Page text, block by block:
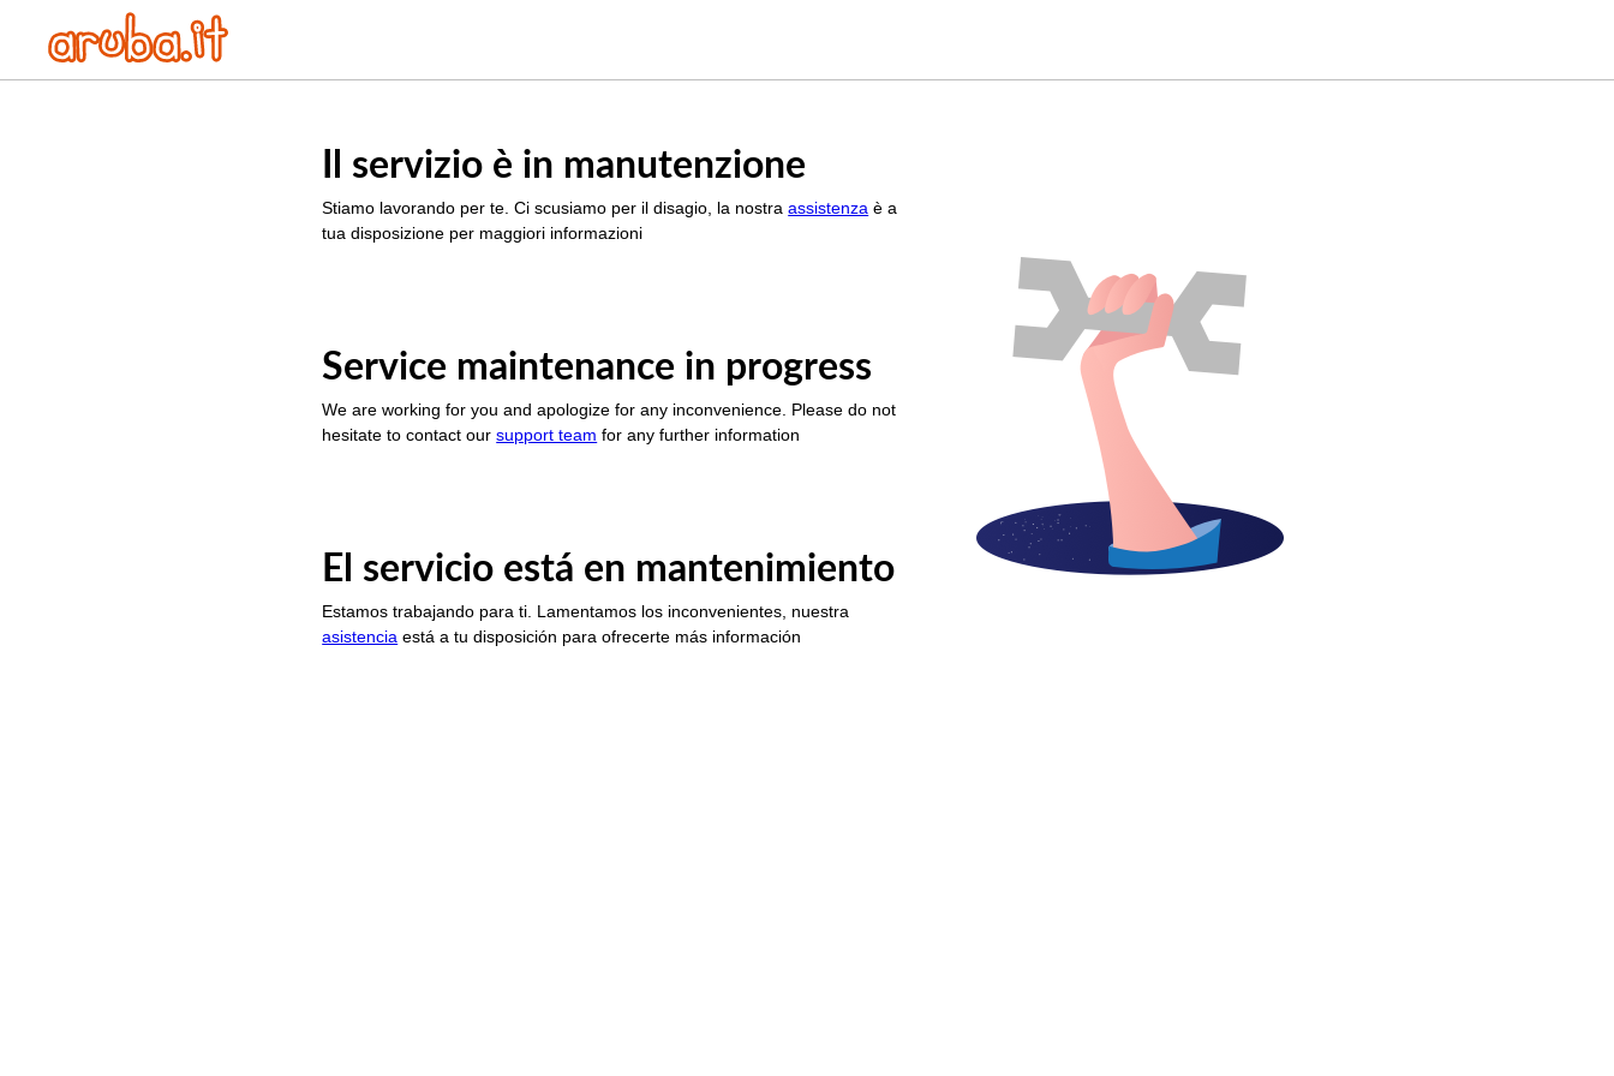
Il servizio è in manutenzione
Stiamo lavorando per te. Ci scusiamo per il disagio, la nostraassistenza è a
tua disposizione per maggiori informazioni
Service maintenance in progress
We are working for you and apologize for any inconvenience. Please do not
hesitate to contact oursupport team for any further information
El servicio está en mantenimiento
Estamos trabajando para ti. Lamentamos los inconvenientes, nuestra
asistencia está a tu disposición para ofrecerte más información